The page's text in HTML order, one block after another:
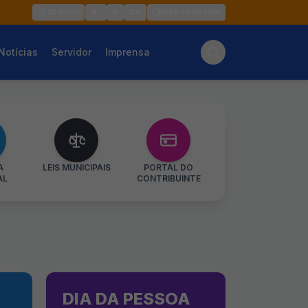
Servidor Imprensa
LEIS MUNICIPAIS
PORTAL DO
CONTRIBUINTE
DIA DA PESSOA